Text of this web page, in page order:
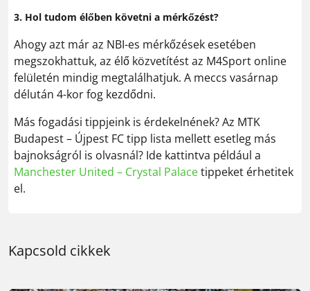
3. Hol tudom élőben követni a mérkőzést?
Ahogy azt már az NBI-es mérkőzések esetében
megszokhattuk, az élő közvetítést az M4Sport online
felületén mindig megtalálhatjuk. A meccs vasárnap
délután 4-kor fog kezdődni.
Más fogadási tippjeink is érdekelnének? Az MTK
Budapest – Újpest FC tipp lista mellett esetleg más
bajnokságról is olvasnál? Ide kattintva például a
Manchester United – Crystal Palacetippeket érhetitek
el.
Kapcsold cikkek